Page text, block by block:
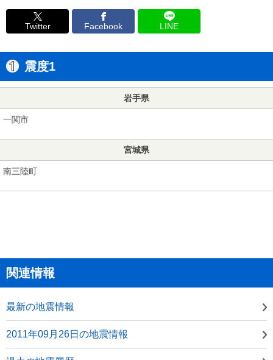
Twitter Facebook LINE
震度1
岩手県
一関市
宮城県
南三陸町
関連情報
最新の地震情報
2011年09月26日の地震情報